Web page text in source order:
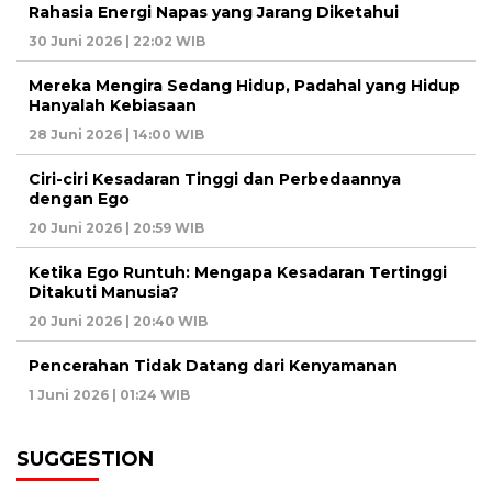
Rahasia Energi Napas yang Jarang Diketahui
30 Juni 2026 | 22:02 WIB
Mereka Mengira Sedang Hidup, Padahal yang Hidup
Hanyalah Kebiasaan
28 Juni 2026 | 14:00 WIB
Ciri-ciri Kesadaran Tinggi dan Perbedaannya
dengan Ego
20 Juni 2026 | 20:59 WIB
Ketika Ego Runtuh: Mengapa Kesadaran Tertinggi
Ditakuti Manusia?
20 Juni 2026 | 20:40 WIB
Pencerahan Tidak Datang dari Kenyamanan
1 Juni 2026 | 01:24 WIB
SUGGESTION